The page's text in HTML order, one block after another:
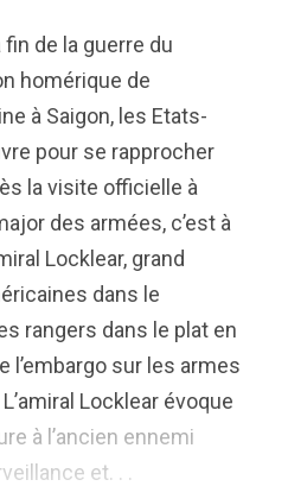
de la guerre du
homérique de
à Saigon, les Etats-
pour se rapprocher
la visite officielle à
des armées, c’est à
Locklear, grand
dans le
rangers dans le plat en
l’embargo sur les armes
Locklear évoque
à l’ancien ennemi
et. . .